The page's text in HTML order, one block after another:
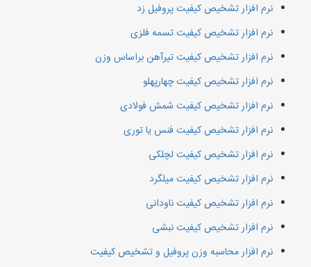
نرم افزار تشخیص کیفیت پروفیل زد
نرم افزار تشخیص کیفیت تسمه فلزی
نرم افزار تشخیص کیفیت تیرآهن براساس وزن
نرم افزار تشخیص کیفیت چهارپهلو
نرم افزار تشخیص کیفیت شمش فولادی
نرم افزار تشخیص کیفیت فنس یا توری
نرم افزار تشخیص کیفیت لچلکی
نرم افزار تشخیص کیفیت میلگرد
نرم افزار تشخیص کیفیت ناودانی
نرم افزار تشخیص کیفیت نبشی
نرم افزار محاسبه وزن پروفیل و تشخیص کیفیت